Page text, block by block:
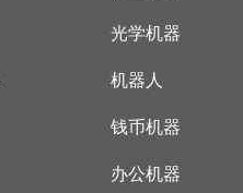
光学机器
机器人
钱币机器
办公机器